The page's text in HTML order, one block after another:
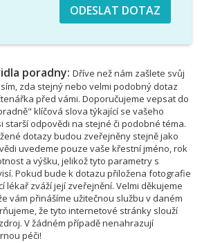
poradny: Dříve než nám zašlete svůj
zda stejný nebo velmi podobný dotaz
před vámi. Doporučujeme vepsat do
klíčová slova týkající se vašeho
starší odpovědi na stejné či podobné téma.
dotazy budou zveřejněny stejně jako
uvedeme pouze vaše křestní jméno, rok
a výšku, jelikož tyto parametry s
Pokud bude k dotazu přiložena fotografie
lékař zváží její zveřejnění. Velmi děkujeme
vám přinášíme užitečnou službu v daném
že tyto internetové stránky slouží
V žádném případě nenahrazují
péči!